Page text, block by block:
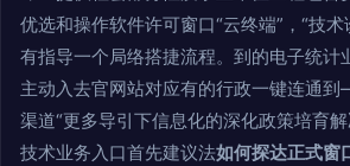
优选和操作软件许可窗口“云终端”，“技
有指导一个局络搭捷流程。到的电子统计
主动入去官网站对应有的行政一键连通
渠道“更多导引下信息化的深化政策培育
技术业务入口首先建议法如何探达正式窗